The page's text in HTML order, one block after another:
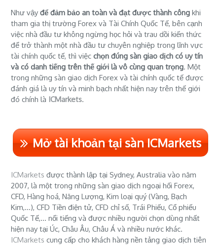
Như vậyđể đảm bảo an toàn và đạt được thành công khi
tham gia thị trường Forex và Tài Chính Quốc Tế, bên cạnh
việc nhà đầu tư không ngừng học hỏi và trau dồi kiến thức
để trở thành một nhà đầu tư chuyên nghiệp trong lĩnh vực
tài chính quốc tế, thì việcchọn đúng sàn giao dịch có uy tín
và có danh tiếng trên thế giới là vô cùng quan trọng. Một
trong những sàn giao dịch Forex và tài chính quốc tế được
đánh giá là uy tín và minh bạch nhất hiện nay trên thế giới
đó chính là ICMarkets.
Mở tài khoản tại sàn ICMarkets
ICMarkets được thành lập tại Sydney, Australia vào năm
2007, là một trong những sàn giao dịch ngoại hối Forex,
CFD, Hàng hoá, Năng Lượng, Kim loại quý (Vàng, Bạch
Kim,...), CFD Tiền điện tử, CFD chỉ số, Trái Phiếu, Cổ phiếu
Quốc Tế,... nổi tiếng và được nhiều người chọn dùng nhất
hiện nay tại Úc, Châu Âu, Châu Á và nhiều nước khác.
ICMarkets cung cấp cho khách hàng nền tảng giao dịch tiên